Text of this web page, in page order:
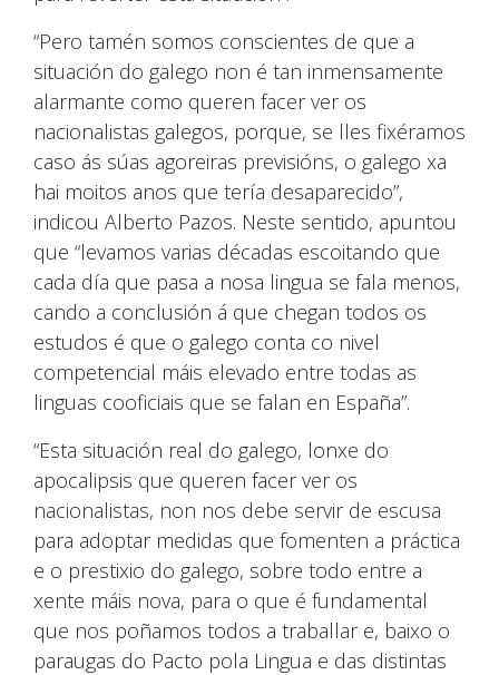
“Pero tamén somos conscientes de que a
situación do galego non é tan inmensamente
alarmante como queren facer ver os
nacionalistas galegos, porque, se lles fixéramos
caso ás súas agoreiras previsións, o galego xa
hai moitos anos que tería desaparecido”,
indicou Alberto Pazos. Neste sentido, apuntou
que “levamos varias décadas escoitando que
cada día que pasa a nosa lingua se fala menos,
cando a conclusión á que chegan todos os
estudos é que o galego conta co nivel
competencial máis elevado entre todas as
linguas cooficiais que se falan en España”.
“Esta situación real do galego, lonxe do
apocalipsis que queren facer ver os
nacionalistas, non nos debe servir de escusa
para adoptar medidas que fomenten a práctica
e o prestixio do galego, sobre todo entre a
xente máis nova, para o que é fundamental
que nos poñamos todos a traballar e, baixo o
paraugas do Pacto pola Lingua e das distintas